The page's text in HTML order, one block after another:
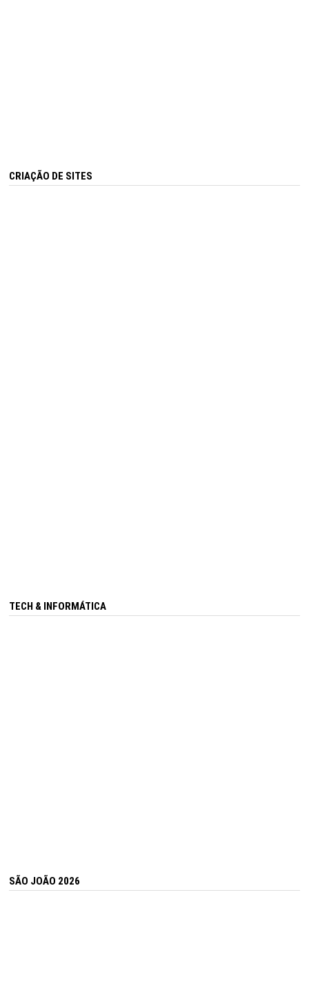
CRIAÇÃO DE SITES
TECH & INFORMÁTICA
SÃO JOÃO 2026